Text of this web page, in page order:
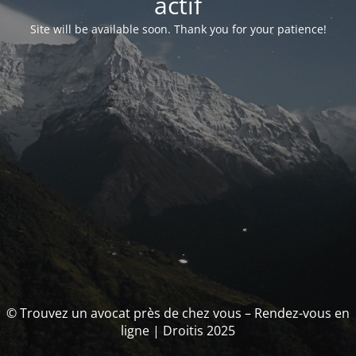
Site will be available soon. Thank you for your patience!
© Trouvez un avocat près de chez vous – Rendez-vous en
ligne | Droitis 2025